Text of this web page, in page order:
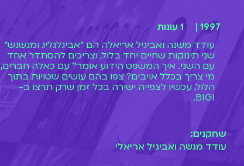
1997 |
1 עונות
עודד משנה ואביגיל אריאלה הם ״אביגלגליג ומנשנש״
שני תינוקות שחיים יחד בלול, וצריכים להסתדר אחד
עם השני. איך המשפט הידוע אומר? עם כאלה חברים,
מי צריך בכלל אויבים? צפו בהם עושים שטויות בתוך
הלול, עכשיו לצפייה ישירה בכל זמן שרק תרצו ב-
BIGI.
שחקנים:
עודד מנשה ואביגיל אריאלי